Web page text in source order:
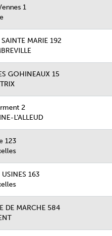
1
MARIE 192
GOHINEAUX 15
2
L'ALLEUD
123
163
DE MARCHE 584